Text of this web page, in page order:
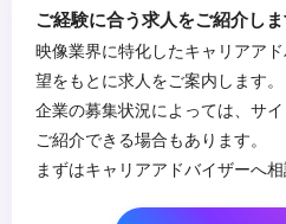
ご経験に合う求人をご紹介しま
映像業界に特化したキャリアア
望をもとに求人をご案内します。
企業の募集状況によっては、サ
ご紹介できる場合もあります。
まずはキャリアアドバイザーへ相